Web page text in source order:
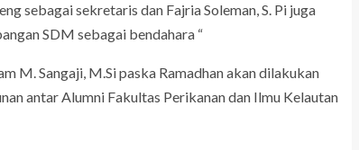
sebagai sekretaris dan Fajria Soleman, S. Pi juga
SDM sebagai bendahara “
M. Sangaji, M.Si paska Ramadhan akan dilakukan
antar Alumni Fakultas Perikanan dan Ilmu Kelautan